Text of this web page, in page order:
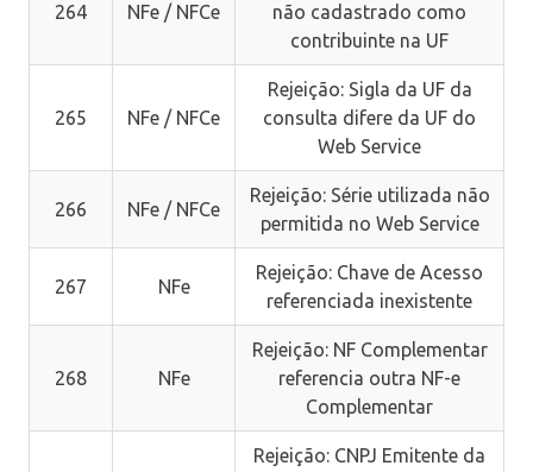
264 NFe / NFCe
não cadastrado como
contribuinte na UF
265 NFe / NFCe
Rejeição: Sigla da UF da
consulta difere da UF do
Web Service
266 NFe / NFCe
Rejeição: Série utilizada não
permitida no Web Service
267 NFe
Rejeição: Chave de Acesso
referenciada inexistente
268 NFe
Rejeição: NF Complementar
referencia outra NF-e
Complementar
Rejeição: CNPJ Emitente da